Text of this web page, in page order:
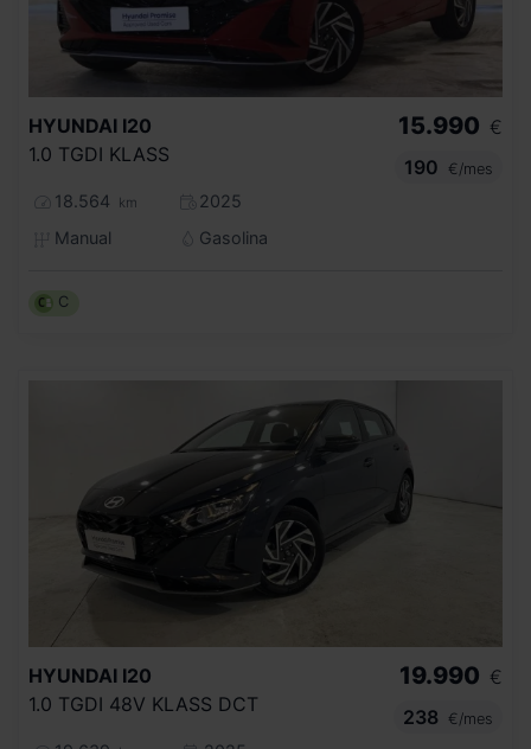
HYUNDAI I20
1.0 TGDI KLASS
18.564 km
2025
Manual
Gasolina
15.990 €
190
€/mes
C
HYUNDAI I20
1.0 TGDI 48V KLASS DCT
19.990 €
238
€/mes